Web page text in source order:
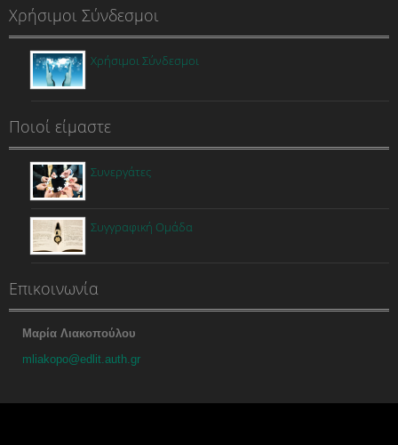
Χρήσιμοι Σύνδεσμοι
Χρήσιμοι Σύνδεσμοι
Ποιοί είμαστε
Συνεργάτες
Συγγραφική Ομάδα
Επικοινωνία
Μαρία Λιακοπούλου
mliakopo@edlit.auth.gr